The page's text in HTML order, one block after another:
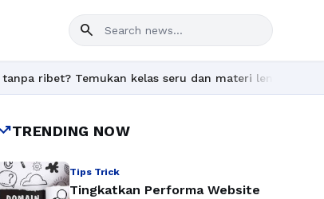
search
Temukan kelas seru dan materi lengkap hanya di
TRENDING NOW
Tips Trick
Tingkatkan Performa Website